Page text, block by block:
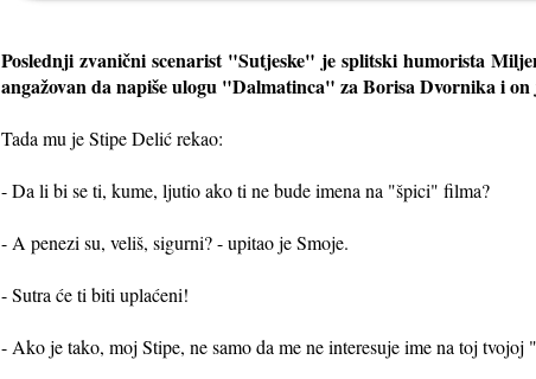
Poslednji zvanični scenarist "Sutjeske" je splitski humorista
angažovan da napiše ulogu "Dalmatinca" za Borisa Dvornika i
Tada mu je Stipe Delić rekao:
- Da li bi se ti, kume, ljutio ako ti ne bude imena na "špici" filma?
- A penezi su, veliš, sigurni? - upitao je Smoje.
- Sutra će ti biti uplaćeni!
- Ako je tako, moj Stipe, ne samo da me ne interesuje ime na toj